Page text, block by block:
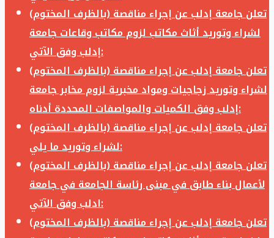
تعلن جامعة إدلب عن إجراء مناقصة (بالظرف المختوم)
لشراء وتوريد أثاث مكاتب لزوم مكاتب وقاعات جامعة
إدلب وفق الآتي:
تعلن جامعة إدلب عن إجراء مناقصة (بالظرف المختوم)
لشراء وتوريد زجاجيات ومواد مخبرية لزوم مخابر جامعة
إدلب وفق الكميات والمواصفات المحددة أدناه:
تعلن جامعة إدلب عن إجراء مناقصة (بالظرف المختوم)
لشراء وتوريد ما يلي:
تعلن جامعة إدلب عن إجراء مناقصة (بالظرف المختوم)
لأعمال بناء طابق في مبنى رئاسة الجامعة في جامعة
ادلب وفق الآتي:
تعلن جامعة إدلب عن إجراء مناقصة (بالظرف المختوم)